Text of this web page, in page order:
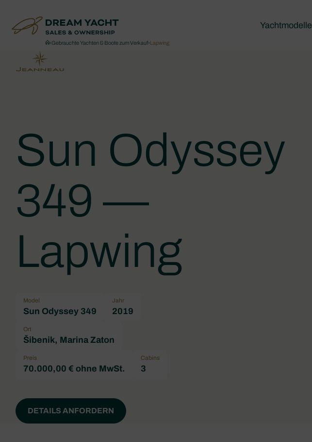
Yachtmodelle
›Gebrauchte Yachten & Boote zum Verkauf›Lapwing
Sun Odyssey
349 —
Lapwing
Model
Sun Odyssey 349
Jahr
2019
Ort
Šibenik, Marina Zaton
Preis
70.000,00 € ohne MwSt.
Cabins
3
DETAILS ANFORDERN